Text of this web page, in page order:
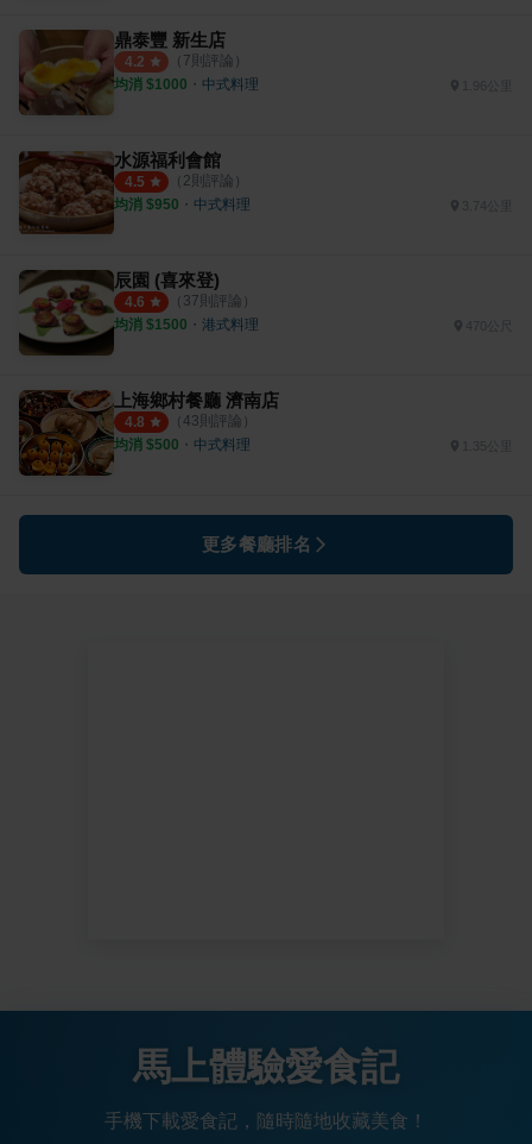
鼎泰豐 新生店
4.2 （ 7則評論）
均消 $1000 ・ 中式料理
水源福利會館
4.5 （ 2則評論）
均消 $950 ・ 中式料理 3.74公里
辰園 (喜來登)
4.6 （ 37則評論）
均消 $1500 ・ 港式料理 470公尺
上海鄉村餐廳 濟南店
4.8 （ 43則評論）
均消 $500 ・ 中式料理 1.35公里
更多餐廳排名
馬上體驗愛食記
手機下載愛食記，隨時隨地收藏美食！